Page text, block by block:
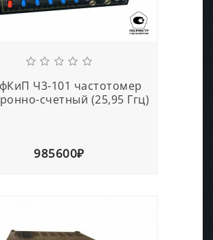
Ч3-101 частотомер
счетный (25,95 Ггц)
985600₽